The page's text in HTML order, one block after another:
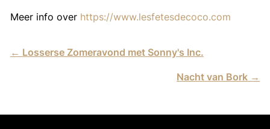
Meer info overhttps://www.lesfetesdecoco.com
← Losserse Zomeravond met Sonny's Inc.
Nacht van Bork →